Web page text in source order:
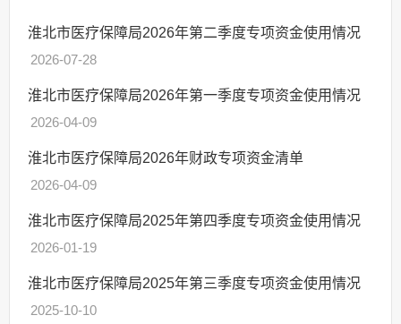
淮北市医疗保障局2026年第二季度专项资金使用情况
2026-07-28
淮北市医疗保障局2026年第一季度专项资金使用情况
2026-04-09
淮北市医疗保障局2026年财政专项资金清单
2026-04-09
淮北市医疗保障局2025年第四季度专项资金使用情况
2026-01-19
淮北市医疗保障局2025年第三季度专项资金使用情况
2025-10-10